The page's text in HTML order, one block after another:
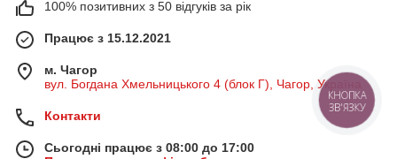
100% позитивних з 50 відгуків за рік
Працює з 15.12.2021
м. Чагор
вул. Богдана Хмельницького 4 (блок Г), Чагор, Україна
Контакти
Сьогодні працює з 08:00 до 17:00
КНОПКА
ЗВ'ЯЗКУ